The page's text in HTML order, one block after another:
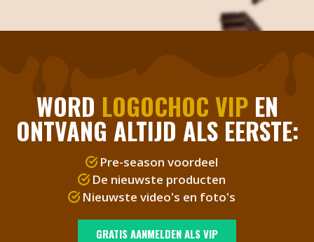
WORD LOGOCHOC VIPEN
ONTVANG ALTIJD ALS EERSTE:
Pre-season voordeel
De nieuwste producten
Nieuwste video's en foto's
GRATIS AANMELDEN ALS VIP